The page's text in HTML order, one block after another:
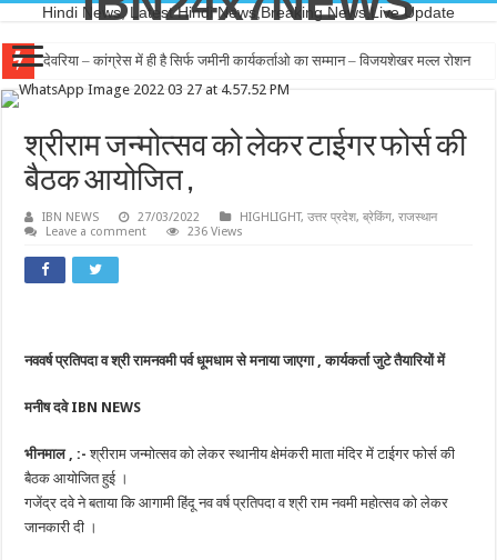
Hindi News, Latest Hindi News,Breaking News,Live Update
देवरिया – कांग्रेस में ही है सिर्फ जमीनी कार्यकर्ताओ का सम्मान – विजयशेखर मल्ल रोशन
श्रीराम जन्मोत्सव को लेकर टाईगर फोर्स की
बैठक आयोजित ,
IBN NEWS 27/03/2022 HIGHLIGHT,उत्तर प्रदेश,ब्रेकिंग,राजस्थान
Leave a comment
236 Views
नववर्ष प्रतिपदा व श्री रामनवमी पर्व धूमधाम से मनाया जाएगा , कार्यकर्ता जुटे तैयारियों में
मनीष दवे IBN NEWS
भीनमाल , :- श्रीराम जन्मोत्सव को लेकर स्थानीय क्षेमंकरी माता मंदिर में टाईगर फोर्स की
बैठक आयोजित हुई ।
गजेंद्र दवे ने बताया कि आगामी हिंदू नव वर्ष प्रतिपदा व श्री राम नवमी महोत्सव को लेकर
जानकारी दी ।